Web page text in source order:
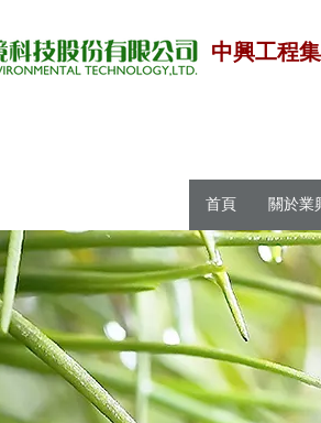
中興工程
首頁 關於業